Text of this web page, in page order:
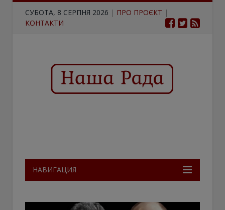
СУБОТА, 8 СЕРПНЯ 2026 | ПРО ПРОЄКТ |
КОНТАКТИ
НАВИГАЦИЯ